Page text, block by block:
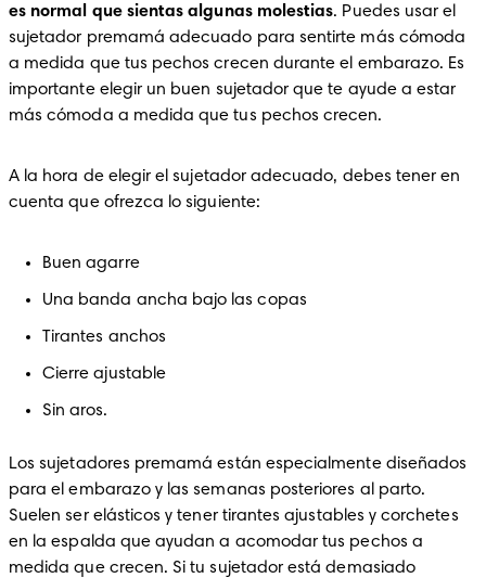
es normal que sientas algunas molestias. Puedes usar el
sujetador premamá adecuado para sentirte más cómoda
a medida que tus pechos crecen durante el embarazo. Es
importante elegir un buen sujetador que te ayude a estar
más cómoda a medida que tus pechos crecen.
A la hora de elegir el sujetador adecuado, debes tener en
cuenta que ofrezca lo siguiente:
Buen agarre
Una banda ancha bajo las copas
Tirantes anchos
Cierre ajustable
Sin aros.
Los sujetadores premamá están especialmente diseñados
para el embarazo y las semanas posteriores al parto.
Suelen ser elásticos y tener tirantes ajustables y corchetes
en la espalda que ayudan a acomodar tus pechos a
medida que crecen. Si tu sujetador está demasiado